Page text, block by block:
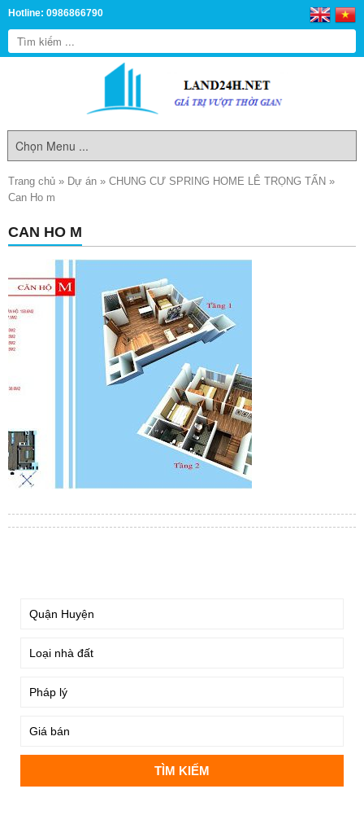
Hotline: 0986866790
Trang chủ » Dự án » CHUNG CƯ SPRING HOME LÊ TRỌNG TẤN »
Can Ho m
CAN HO M